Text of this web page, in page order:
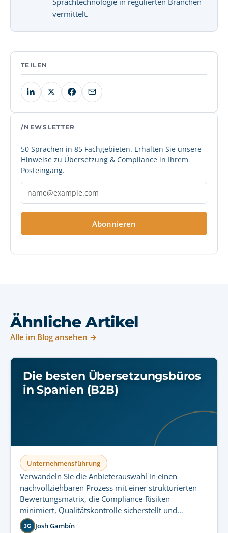
vermittelt.
TEILEN
/NEWSLETTER
50 Sprachen in 85 Fachgebieten. Erhalten Sie unsere
Hinweise zu Übersetzung & Compliance in Ihrem
Posteingang.
Abonnieren
Ähnliche Artikel
Alle im Blog ansehen →
Die besten Übersetzungsbüros
in Spanien (B2B)
Unternehmensführung
Verwandeln Sie die Anbieterauswahl in einen
nachvollziehbaren Prozess mit einer strukturierten
Bewertungsmatrix, die Compliance-Risiken
minimiert, Qualitätskontrolle sicherstellt und
skalierbare Übersetzungsdienste garantiert.
JG Josh Gambín